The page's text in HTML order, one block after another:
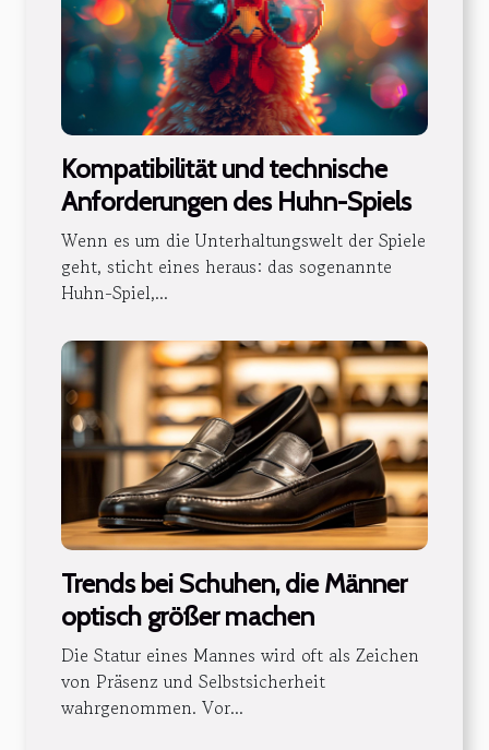
Kompatibilität und technische
Anforderungen des Huhn-Spiels
Wenn es um die Unterhaltungswelt der Spiele
geht, sticht eines heraus: das sogenannte
Huhn-Spiel,...
Trends bei Schuhen, die Männer
optisch größer machen
Die Statur eines Mannes wird oft als Zeichen
von Präsenz und Selbstsicherheit
wahrgenommen. Vor...